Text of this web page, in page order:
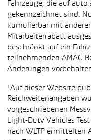
Fahrzeuge, die auf
gekennzeichnet sind.
kumulierbar mit
Mitarbeiterrabatt
beschränkt auf ein
teilnehmenden AMAG
Änderungen
¹Auf dieser Website
Reichweitenangaben
vorgeschriebenen
Light-Duty Vehicles
nach WLTP ermittelten